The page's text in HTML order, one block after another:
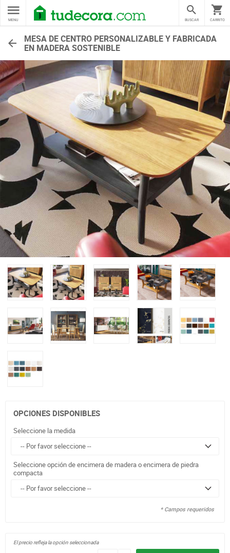
MENU CARRITO
BUSCAR
MESA DE CENTRO PERSONALIZABLE Y FABRICADA
EN MADERA SOSTENIBLE
OPCIONES DISPONIBLES
Seleccione la medida
Seleccione opción de encimera de madera o encimera de piedra
compacta
* Campos requeridos
El precio refleja la opción seleccionada